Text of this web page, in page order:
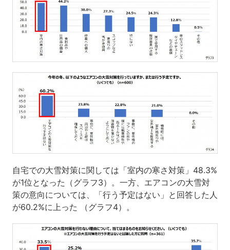
自宅での大雪対策に関しては「室内の寒さ対策」48.3%
が1位となった（グラフ3）。一方、エアコンの大雪対
策の意向については、「行う予定はない」と回答した人
が60.2%に上った （グラフ4）。